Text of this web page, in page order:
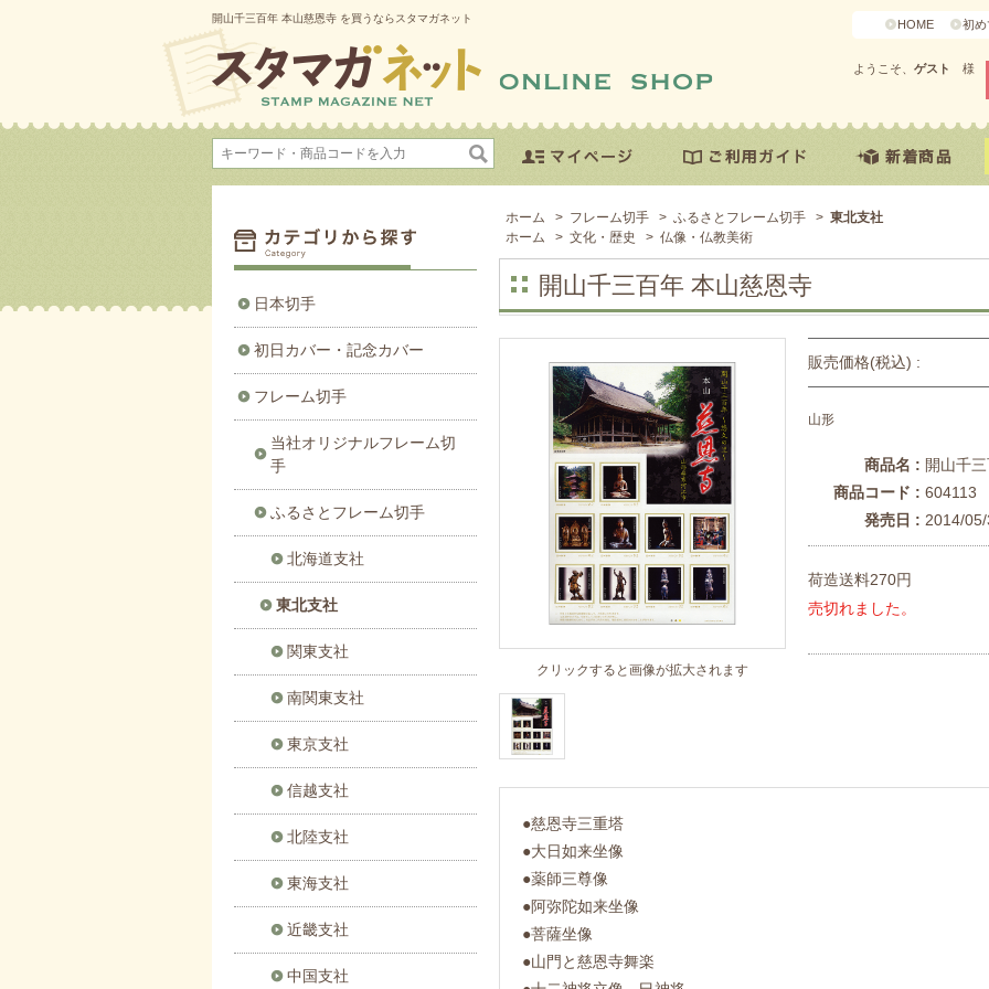
開山千三百年 本山慈恩寺 を買うならスタマガネット HOME 初め
ようこそ、 ゲスト 様
ホーム > フレーム切手 > ふるさとフレーム切手 > 東北支社
ホーム
> 文化・歴史 > 仏像・仏教美術
開山千三百年 本山慈恩寺
クリックすると画像が拡大されます
販売価格(税込) :
山形
商品名 : 開山千
商品コード : 604113
発売日 : 2014/
荷造送料270円
売切れました。
●慈恩寺三重塔
●大日如来坐像
●薬師三尊像
●阿弥陀如来坐像
●菩薩坐像
●山門と慈恩寺舞楽
日本切手
初日カバー・記念カバー
フレーム切手
当社オリジナルフレーム切
手
ふるさとフレーム切手
北海道支社
東北支社
関東支社
南関東支社
東京支社
信越支社
北陸支社
東海支社
近畿支社
中国支社